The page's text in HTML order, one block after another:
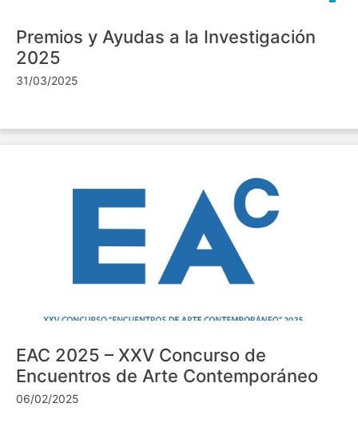
Premios y Ayudas a la Investigación
2025
31/03/2025
EAC 2025 – XXV Concurso de
Encuentros de Arte Contemporáneo
06/02/2025